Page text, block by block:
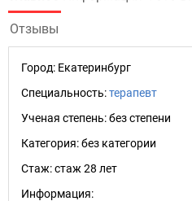
Отзывы
Город: Екатеринбург
Специальность:терапевт
Ученая степень:без степени
Категория:без категории
Стаж:стаж 28 лет
Информация: